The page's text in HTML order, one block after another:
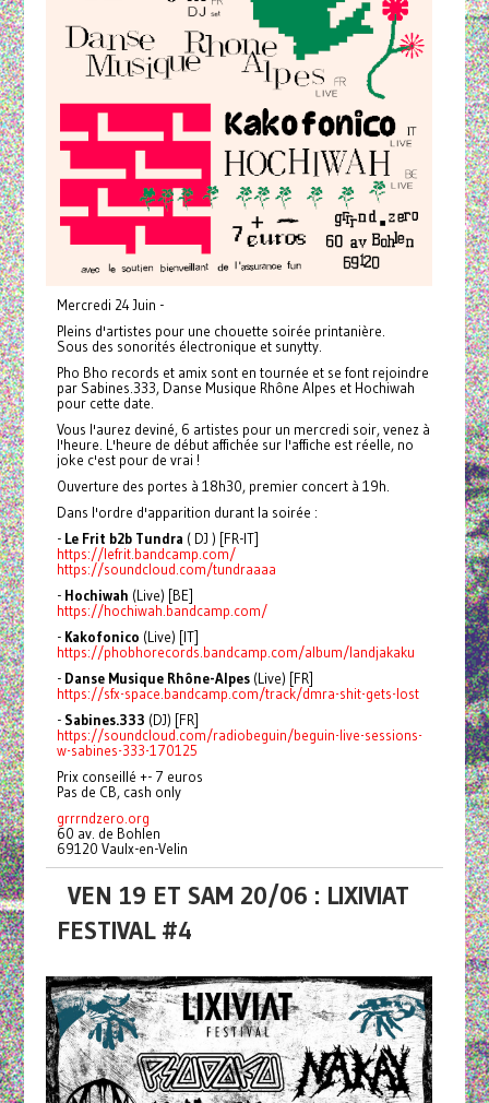
Mercredi 24 Juin -
Pleins d'artistes pour une chouette soirée printanière.
Sous des sonorités électronique et sunytty.
Pho Bho records et amix sont en tournée et se font rejoindre
par Sabines.333, Danse Musique Rhône Alpes et Hochiwah
pour cette date.
Vous l'aurez deviné, 6 artistes pour un mercredi soir, venez à
l'heure. L'heure de début affichée sur l'affiche est réelle, no
joke c'est pour de vrai !
Ouverture des portes à 18h30, premier concert à 19h.
Dans l'ordre d'apparition durant la soirée :
- Le Frit b2b Tundra ( DJ ) [FR-IT]
https://lefrit.bandcamp.com/
https://soundcloud.com/tundraaaa
- Hochiwah (Live) [BE]
https://hochiwah.bandcamp.com/
-Kakofonico (Live) [IT]
https://phobhorecords.bandcamp.com/album/landjakaku
- Danse Musique Rhône-Alpes(Live) [FR]
https://sfx-space.bandcamp.com/track/dmra-shit-gets-lost
- Sabines.333 (DJ) [FR]
https://soundcloud.com/radiobeguin/beguin-live-sessions-
w-sabines-333-170125
Prix conseillé +- 7 euros
Pas de CB, cash only
grrrndzero.org
60 av. de Bohlen
69120 Vaulx-en-Velin
VEN 19 ET SAM 20/06 : LIXIVIAT
FESTIVAL #4